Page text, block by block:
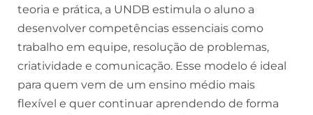
teoria e prática, a UNDB estimula o aluno a
desenvolver competências essenciais como
trabalho em equipe, resolução de problemas,
criatividade e comunicação. Esse modelo é ideal
para quem vem de um ensino médio mais
flexível e quer continuar aprendendo de forma